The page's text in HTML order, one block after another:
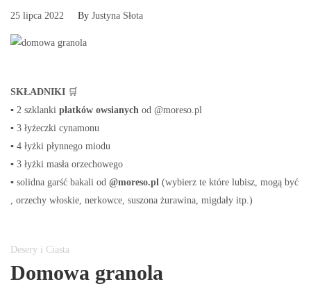
25 lipca 2022 By Justyna Słota
SKŁADNIKI 🛒
▪ 2 szklanki płatków owsianych od @moreso.pl
▪ 3 łyżeczki cynamonu
▪ 4 łyżki płynnego miodu
▪ 3 łyżki masła orzechowego
▪ solidna garść bakali od @moreso.pl (wybierz te które lubisz, mogą być
, orzechy włoskie, nerkowce, suszona żurawina, migdały itp.)
Desery i Ciasta
Domowa granola